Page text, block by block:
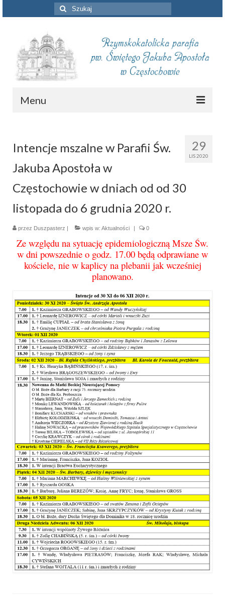
Szuklaj
w:
Menu
Intencje mszalne
Informacje duszpasterskie
Piszą o nas
Remont kościoła
Parafia
Historia
Duszpasterze
Nasz patron
Kościół Rektoracki
Vademecum
Wspólnoty parafialne
Katecheza parafialna
Niezbędnik Katolika
Kaplica Adoracji
Pracownicy
e-Katolik
Nabożeństwa
Nabożeństwa różne
Pogrzeb katolicki
Sakramenty
Sakrament chrztu
29
LIS 2020
Intencje mszalne w Parafii Św.
Jakuba Apostoła w
Częstochowie w dniach od od 30
listopada do 6 grudnia 2020 r.
przez Duszpasterz wpis w: Aktualności 0
Ze względu na sytuację epidemiologiczną Msze Św.
w dni powszednie o godz. 17.00 będą odprawiane w
kościele, nie w kaplicy na plebanii jak wcześniej
planowano.